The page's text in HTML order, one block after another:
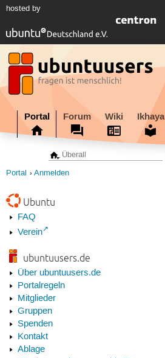
hosted by
Portal Forum Wiki Ikhaya
Portal Anmelden
Ubuntu
FAQ
Verein
ubuntuusers.de
Über ubuntuusers.de
Portalregeln
Mitglieder
Gruppen
Spenden
Kontakt
Ablage